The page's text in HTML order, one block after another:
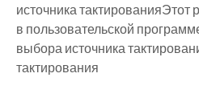
источника тактированияЭтот
в пользовательской
выбора источника
тактирования